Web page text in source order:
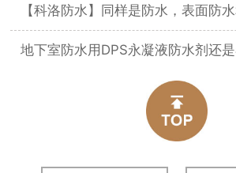
【科洛防水】同样是防水，表面防水和
地下室防水用DPS永凝液防水剂还是卷材?